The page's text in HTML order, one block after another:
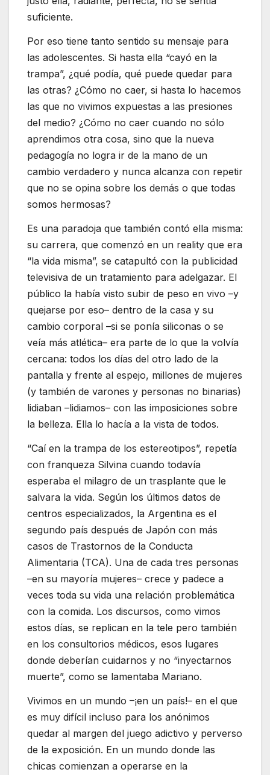
suficiente.
Por eso tiene tanto sentido su mensaje para
las adolescentes. Si hasta ella “cayó en la
trampa”, ¿qué podía, qué puede quedar para
las otras? ¿Cómo no caer, si hasta lo hacemos
las que no vivimos expuestas a las presiones
del medio? ¿Cómo no caer cuando no sólo
aprendimos otra cosa, sino que la nueva
pedagogía no logra ir de la mano de un
cambio verdadero y nunca alcanza con repetir
que no se opina sobre los demás o que todas
somos hermosas?
Es una paradoja que también contó ella misma:
su carrera, que comenzó en un reality que era
“la vida misma”, se catapultó con la publicidad
televisiva de un tratamiento para adelgazar. El
público la había visto subir de peso en vivo –y
quejarse por eso– dentro de la casa y su
cambio corporal –si se ponía siliconas o se
veía más atlética– era parte de lo que la volvía
cercana: todos los días del otro lado de la
pantalla y frente al espejo, millones de mujeres
(y también de varones y personas no binarias)
lidiaban –lidiamos– con las imposiciones sobre
la belleza. Ella lo hacía a la vista de todos.
“Caí en la trampa de los estereotipos”, repetía
con franqueza Silvina cuando todavía
esperaba el milagro de un trasplante que le
salvara la vida. Según los últimos datos de
centros especializados, la Argentina es el
segundo país después de Japón con más
casos de Trastornos de la Conducta
Alimentaria (TCA). Una de cada tres personas
–en su mayoría mujeres– crece y padece a
veces toda su vida una relación problemática
con la comida. Los discursos, como vimos
estos días, se replican en la tele pero también
en los consultorios médicos, esos lugares
donde deberían cuidarnos y no “inyectarnos
muerte”, como se lamentaba Mariano.
Vivimos en un mundo –¡en un país!– en el que
es muy difícil incluso para los anónimos
quedar al margen del juego adictivo y perverso
de la exposición. En un mundo donde las
chicas comienzan a operarse en la